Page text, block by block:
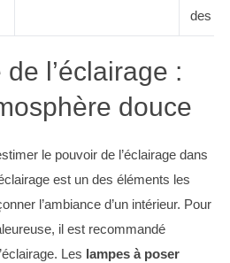
des
de l’éclairage :
douce
le pouvoir de l’éclairage dans
est un des éléments les
l’ambiance d’un intérieur. Pour
il est recommandé
Les lampes à poser